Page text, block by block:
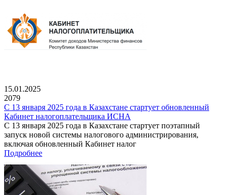
15.01.2025
2079
С 13 января 2025 года в Казахстане стартует обновленный
Кабинет налогоплательщика ИСНА
С 13 января 2025 года в Казахстане стартует поэтапный
запуск новой системы налогового администрирования,
включая обновленный Кабинет налог
Подробнее